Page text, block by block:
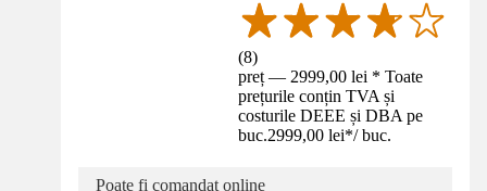
(8)
preț — 2999,00 lei * Toate
prețurile conțin TVA și
costurile DEEE și DBA pe
buc.2999,00 lei*/ buc.
Poate fi comandat online